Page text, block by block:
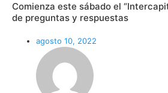
Comienza este sábado el
de preguntas y respuestas
agosto 10, 2022